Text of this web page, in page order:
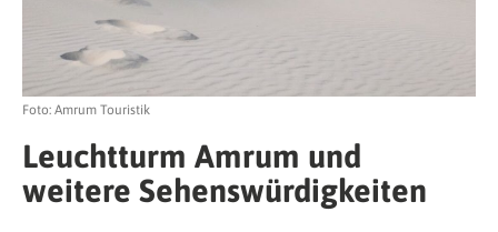
Foto: Amrum Touristik
Leuchtturm Amrum und
weitere Sehenswürdigkeiten